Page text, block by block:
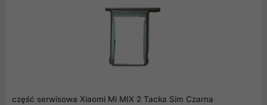
część serwisowa Xiaomi Mi MIX 2 Tacka Sim Czarna